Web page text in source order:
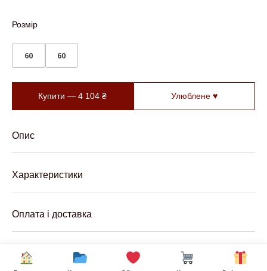
Розмір
60 60
Купити —4 104₴ Улюблене ♥
Опис
Характеристики
Оплата і доставка